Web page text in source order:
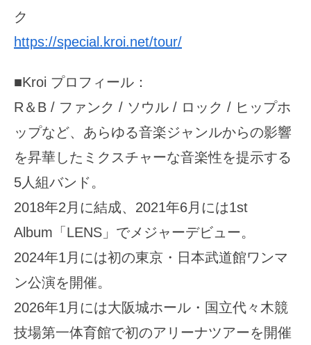
ク
https://special.kroi.net/tour/
■Kroi プロフィール：
R＆B / ファンク / ソウル / ロック / ヒップホ
ップなど、あらゆる音楽ジャンルからの影響
を昇華したミクスチャーな音楽性を提示する
5人組バンド。
2018年2月に結成、2021年6月には1st
Album「LENS」でメジャーデビュー。
2024年1月には初の東京・日本武道館ワンマ
ン公演を開催。
2026年1月には大阪城ホール・国立代々木競
技場第一体育館で初のアリーナツアーを開催